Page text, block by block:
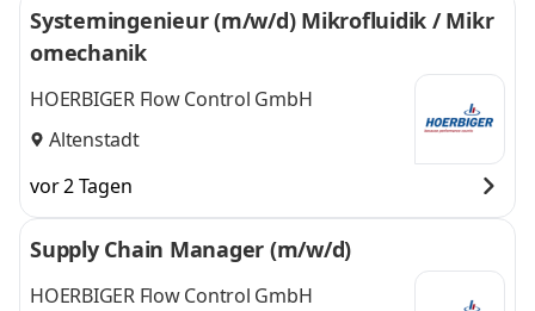
Systemingenieur (m/w/d) Mikrofluidik / Mikr
omechanik
HOERBIGER Flow Control GmbH
Altenstadt
vor 2 Tagen
Supply Chain Manager (m/w/d)
HOERBIGER Flow Control GmbH